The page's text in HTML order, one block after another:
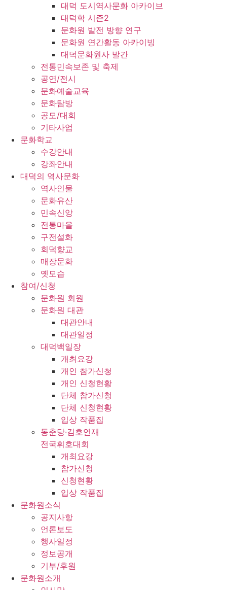
대덕 도시역사문화 아카이브
대덕학 시즌2
문화원 발전 방향 연구
문화원 연간활동 아카이빙
대덕문화원사 발간
전통민속보존 및 축제
공연/전시
문화예술교육
문화탐방
공모/대회
기타사업
문화학교
수강안내
강좌안내
대덕의 역사문화
역사인물
문화유산
민속신앙
전통마을
구전설화
회덕향교
매장문화
옛모습
참여/신청
문화원 회원
문화원 대관
대관안내
대관일정
대덕백일장
개최요강
개인 참가신청
개인 신청현황
단체 참가신청
단체 신청현황
입상 작품집
동춘당·김호연재
전국휘호대회
개최요강
참가신청
신청현황
입상 작품집
문화원소식
공지사항
언론보도
행사일정
정보공개
기부/후원
문화원소개